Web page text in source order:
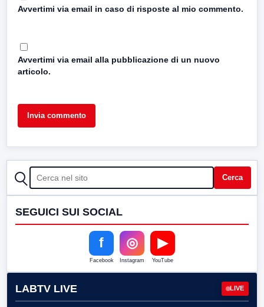
Avvertimi via email in caso di risposte al mio commento.
Avvertimi via email alla pubblicazione di un nuovo
articolo.
CERCA Cerca
SEGUICI SUI SOCIAL
f
Facebook
◎
Instagram
▶
YouTube
LABTV LIVE LIVE